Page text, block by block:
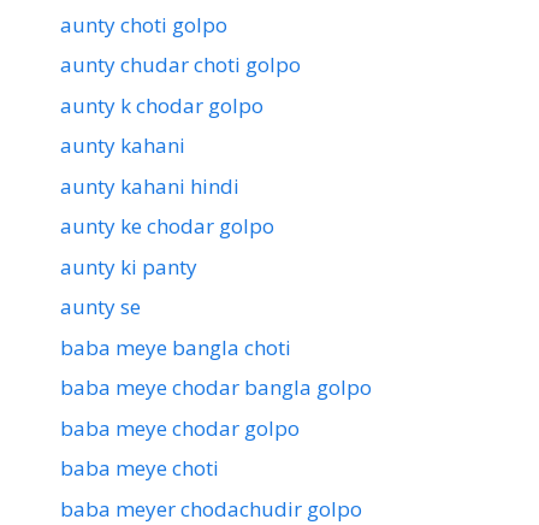
aunty choti golpo
aunty chudar choti golpo
aunty k chodar golpo
aunty kahani
aunty kahani hindi
aunty ke chodar golpo
aunty ki panty
aunty se
baba meye bangla choti
baba meye chodar bangla golpo
baba meye chodar golpo
baba meye choti
baba meyer chodachudir golpo